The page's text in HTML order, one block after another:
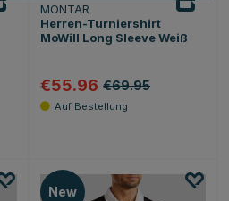
MONTAR
Herren-Turniershirt
MoWill Long Sleeve Weiß
€55.96 €69.95
New